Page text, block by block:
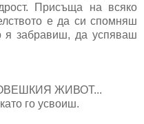
Присъща на всяко
е да си спомняш
я забравиш, да успяваш
ЖИВОТ...
го усвоиш.